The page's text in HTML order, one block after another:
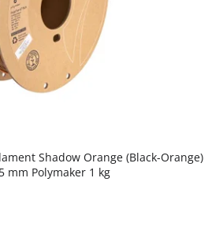
Shadow Orange (Black-Orange)
mm Polymaker 1 kg